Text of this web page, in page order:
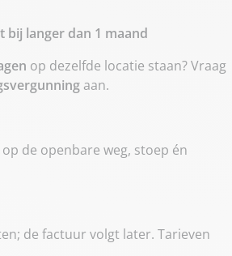
langer dan 1 maand
op dezelfde locatie staan? Vraag
aan.
de openbare weg, stoep én
de factuur volgt later. Tarieven